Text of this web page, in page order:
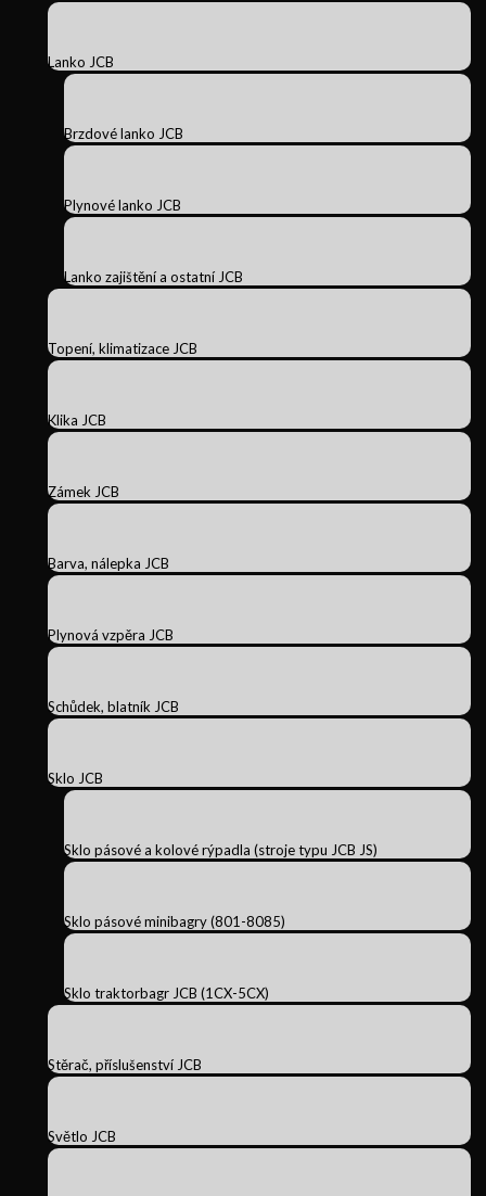
Lanko JCB
Brzdové lanko JCB
Plynové lanko JCB
Lanko zajištění a ostatní JCB
Topení, klimatizace JCB
Klika JCB
Zámek JCB
Barva, nálepka JCB
Plynová vzpěra JCB
Schůdek, blatník JCB
Sklo JCB
Sklo pásové a kolové rýpadla (stroje typu JCB JS)
Sklo pásové minibagry (801-8085)
Sklo traktorbagr JCB (1CX-5CX)
Stěrač, příslušenství JCB
Světlo JCB